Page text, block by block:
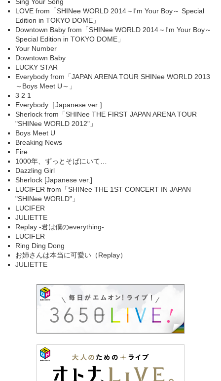
LOVE from「SHINee WORLD 2014～I'm Your Boy～ Special
Edition in TOKYO DOME」
Downtown Baby from「SHINee WORLD 2014～I'm Your Boy～
Special Edition in TOKYO DOME」
Your Number
Downtown Baby
LUCKY STAR
Everybody from「JAPAN ARENA TOUR SHINee WORLD 2013
～Boys Meet U～」
3 2 1
Everybody［Japanese ver.］
Sherlock from「SHINee THE FIRST JAPAN ARENA TOUR
"SHINee WORLD 2012"」
Boys Meet U
Breaking News
Fire
1000年、ずっとそばにいて…
Dazzling Girl
Sherlock [Japanese ver.]
LUCIFER from「SHINee THE 1ST CONCERT IN JAPAN
"SHINee WORLD"」
LUCIFER
JULIETTE
Replay -君は僕のeverything-
LUCIFER
Ring Ding Dong
お姉さんは本当に可愛い（Replay）
JULIETTE